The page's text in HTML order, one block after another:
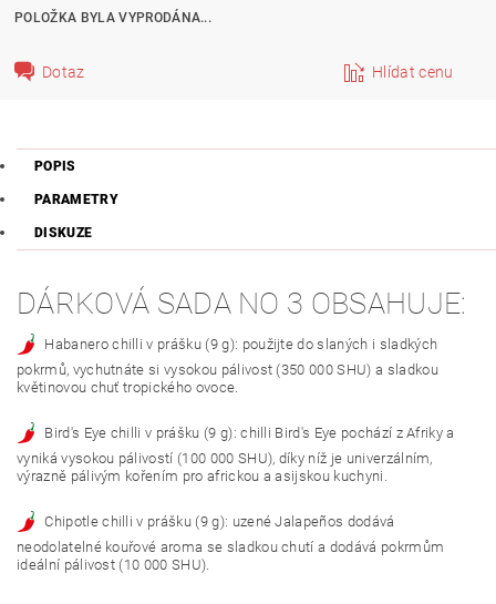
POLOŽKA BYLA VYPRODÁNA...
Dotaz Hlídat cenu
POPIS
PARAMETRY
DISKUZE
DÁRKOVÁ SADA NO 3 OBSAHUJE:
Habanero chilli v prášku (9 g): použijte do slaných i sladkých
pokrmů, vychutnáte si vysokou pálivost (350 000 SHU) a sladkou
květinovou chuť tropického ovoce.
Bird's Eye chilli v prášku (9 g): chilli Bird's Eye pochází z Afriky a
vyniká vysokou pálivostí (100 000 SHU), díky níž je univerzálním,
výrazně pálivým kořením pro africkou a asijskou kuchyni.
Chipotle chilli v prášku (9 g): uzené Jalapeños dodává
neodolatelné kouřové aroma se sladkou chutí a dodává pokrmům
ideální pálivost (10 000 SHU).